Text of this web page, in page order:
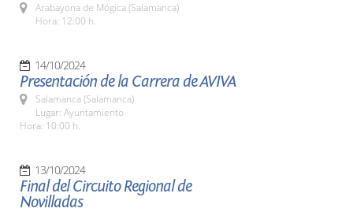
Arabayona de Mógica (Salamanca)
Hora: 12:00 h.
14/10/2024
Presentación de la Carrera de AVIVA
Salamanca (Salamanca)
Lugar: Ayuntamiento
Hora: 10:00 h.
13/10/2024
Final del Circuito Regional de
Novilladas